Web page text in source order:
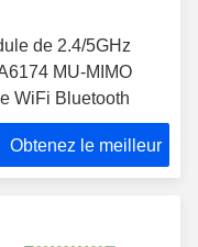
de 2.4/5GHz
MU-MIMO
WiFi Bluetooth
Obtenez le meilleur